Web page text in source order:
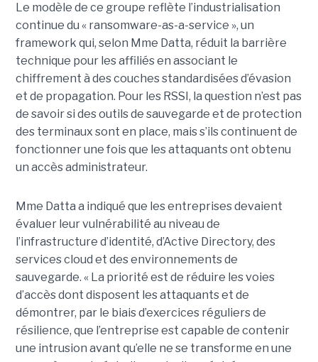
Le modèle de ce groupe reflète l’industrialisation
continue du « ransomware-as-a-service », un
framework qui, selon Mme Datta, réduit la barrière
technique pour les affiliés en associant le
chiffrement à des couches standardisées d’évasion
et de propagation. Pour les RSSI, la question n’est pas
de savoir si des outils de sauvegarde et de protection
des terminaux sont en place, mais s’ils continuent de
fonctionner une fois que les attaquants ont obtenu
un accès administrateur.
Mme Datta a indiqué que les entreprises devaient
évaluer leur vulnérabilité au niveau de
l’infrastructure d’identité, d’Active Directory, des
services cloud et des environnements de
sauvegarde. « La priorité est de réduire les voies
d’accès dont disposent les attaquants et de
démontrer, par le biais d’exercices réguliers de
résilience, que l’entreprise est capable de contenir
une intrusion avant qu’elle ne se transforme en une